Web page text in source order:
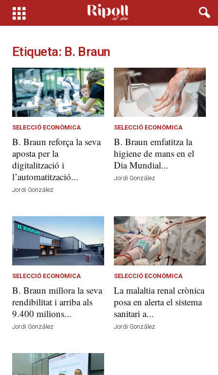
Etiqueta: B. Braun
SELECCIÓ ECONÒMICA
B. Braun reforça la seva
aposta per la
digitalització i
l’automatització...
Jordi González
SELECCIÓ ECONÒMICA
B. Braun emfatitza la
higiene de mans en el
Dia Mundial...
Jordi González
SELECCIÓ ECONÒMICA
B. Braun millora la seva
rendibilitat i arriba als
9.400 milions...
Jordi González
SELECCIÓ ECONÒMICA
La malaltia renal crònica
posa en alerta el sistema
sanitari a...
Jordi González